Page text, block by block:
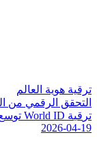
ترقية هوية العالم
التحقق الرقمي من
تر قية World ID توس
2026-04-19